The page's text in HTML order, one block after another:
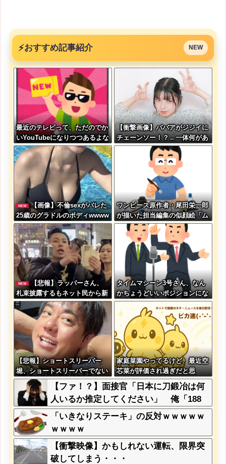
⚡おすすめ記事紹介 NEW
最近のテレビって、ただのでか
いYouTubeになりつつあるよな
【衝撃画像】ババアがジジイに
チェーンソー！？←一体何があ
ったんやコレw w w w w w w
NEW
【画像】不倫sexがバレた
25歳のグラドルのボディwwww
wwww
ワンピース原作者・尾田栄一郎
が描いた担当編集の似顔絵「ム
ダに東大卒」
NEW
【悲報】ラッパーさん、
札束披露するもネット民から新
社会人の初ボーナスくらいしか
ないと笑われる
タイムマシーン3号さん、なん
かちょうどいいポジションにな
る
【悲報】ショートスリーパー
堀、ショートスリーパーでない
事がバレてしまう
家庭菜園やってるけど、最近空
芯菜が評価され過ぎだと思
う！！！！！
【ファ！？】面接官「日本に刀鍛冶は何
人いるか推定してください」 俺「188
人です」 面接官「どういう風に考えま
したか？」 俺「知ってました」→この
後『こう』なったんだがマジで納得いか
ない！！！！！
「いきなりステーキ」の反対ｗｗｗｗｗ
ｗｗｗｗ
【衝撃映像】かもしれない運転、限界突
破してしまう・・・